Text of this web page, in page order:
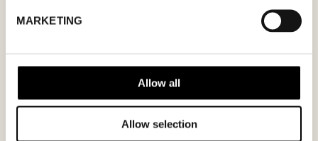
MARKETING
Allow all
Allow selection